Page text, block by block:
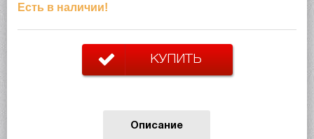
Есть в наличии!
КУПИТЬ
Описание